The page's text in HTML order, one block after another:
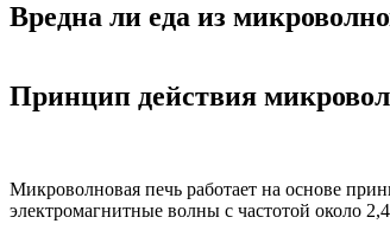
Вредна ли еда из
Принцип действия
Микроволновая печь работает на основе
электромагнитные волны с частотой около